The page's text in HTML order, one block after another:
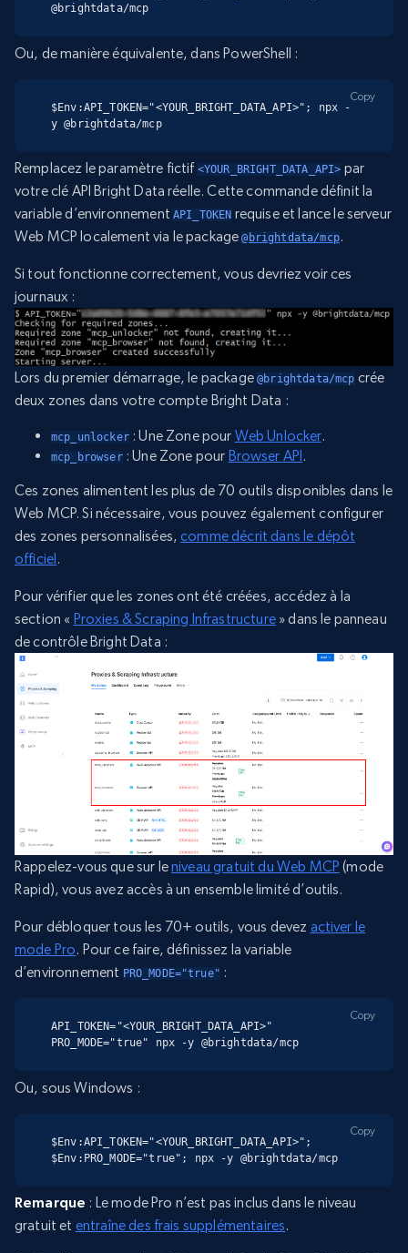
@brightdata/mcp
Ou, de manière équivalente, dans PowerShell :
$Env:API_TOKEN="<YOUR_BRIGHT_DATA_API>"; npx -
y @brightdata/mcp
Copy
Remplacez le paramètre fictif <YOUR_BRIGHT_DATA_API> par
votre clé API Bright Data réelle. Cette commande définit la
variable d’environnementAPI_TOKEN requise et lance le serveur
Web MCP localement via le package@brightdata/mcp.
Si tout fonctionne correctement, vous devriez voir ces
journaux :
Lors du premier démarrage, le package@brightdata/mcp crée
deux zones dans votre compte Bright Data :
mcp_unlocker: Une Zone pour Web Unlocker.
mcp_browser: Une Zone pour Browser API.
Ces zones alimentent les plus de 70 outils disponibles dans le
Web MCP. Si nécessaire, vous pouvez également configurer
des zones personnalisées,comme décrit dans le dépôt
officiel.
Pour vérifier que les zones ont été créées, accédez à la
section « Proxies & Scraping Infrastructure» dans le panneau
de contrôle Bright Data :
Rappelez-vous que sur leniveau gratuit du Web MCP (mode
Rapid), vous avez accès à un ensemble limité d’outils.
Pour débloquer tous les 70+ outils, vous devez activer le
mode Pro. Pour ce faire, définissez la variable
d’environnement PRO_MODE="true" :
API_TOKEN="<YOUR_BRIGHT_DATA_API>"
PRO_MODE="true" npx -y @brightdata/mcp
Copy
Ou, sous Windows :
$Env:API_TOKEN="<YOUR_BRIGHT_DATA_API>";
$Env:PRO_MODE="true"; npx -y @brightdata/mcp
Copy
Remarque : Le mode Pro n’est pas inclus dans le niveau
gratuit et entraîne des frais supplémentaires.